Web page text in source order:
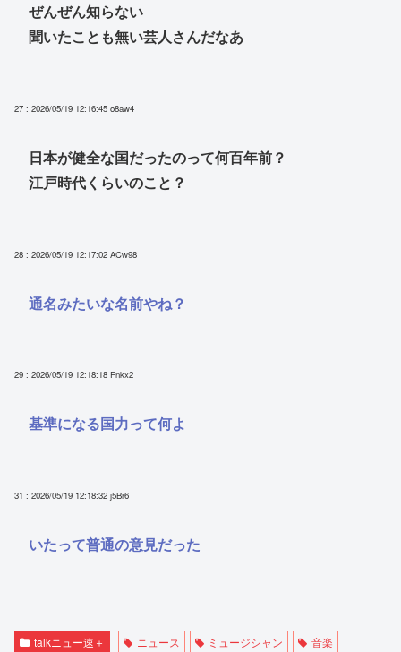
ぜんぜん知らない
聞いたことも無い芸人さんだなあ
27 : 2026/05/19 12:16:45 o8aw4
日本が健全な国だったのって何百年前？
江戸時代くらいのこと？
28 : 2026/05/19 12:17:02 ACw98
通名みたいな名前やね？
29 : 2026/05/19 12:18:18 Fnkx2
基準になる国力って何よ
31 : 2026/05/19 12:18:32 j5Br6
いたって普通の意見だった
talkニュー速＋ ニュース ミュージシャン
音楽